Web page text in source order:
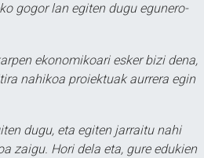
gogor lan egiten dugu egunero-
ekonomikoari esker bizi dena,
nahikoa proiektuak aurrera egin
dugu, eta egiten jarraitu nahi
zaigu. Hori dela eta, gure edukien